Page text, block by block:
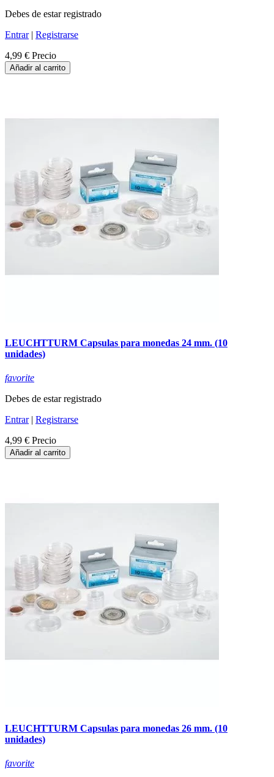
Debes de estar registrado
Entrar| Registrarse
4,99 € Precio
Añadir al carrito
LEUCHTTURM Capsulas para monedas 24 mm. (10
unidades)
favorite
Debes de estar registrado
Entrar| Registrarse
4,99 € Precio
Añadir al carrito
LEUCHTTURM Capsulas para monedas 26 mm. (10
unidades)
favorite